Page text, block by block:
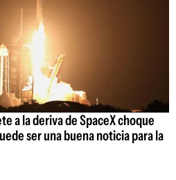
a la deriva de SpaceX choque
ser una buena noticia para la